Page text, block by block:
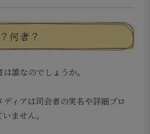
何者？
誰なのでしょうか。
ィアは司会者の実名や詳細プロ
ません。